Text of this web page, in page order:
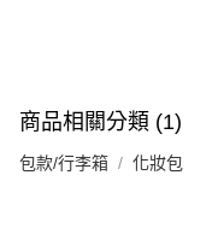
商品相關分類 (1)
包款/行李箱 化妝包